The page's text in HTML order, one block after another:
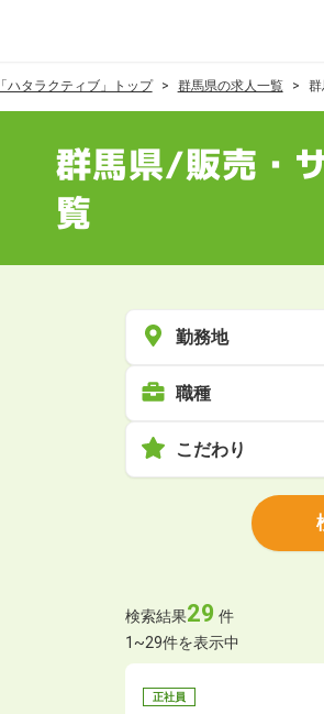
「ハタラクティブ」トップ 群馬県の求人一覧
群馬県/販売・
覧
勤務地
職種
こだわり
検索結果29 件
1~29件を表示中
正社員